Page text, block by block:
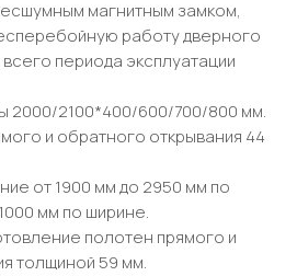
магнитным замком,
работу дверного
периода эксплуатации
2000/2100*400/600/700/800 мм.
и обратного открывания 44
от 1900 мм до 2950 мм по
мм по ширине.
полотен прямого и
толщиной 59 мм.